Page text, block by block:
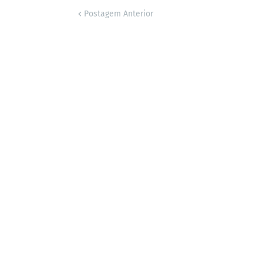
Postagem Anterior